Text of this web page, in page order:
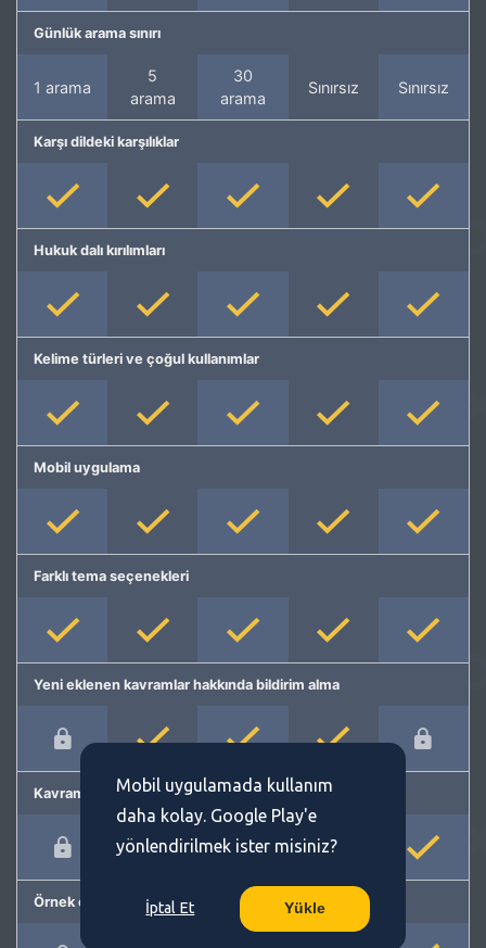
Günlük arama sınırı
1 arama
5
arama
30
arama
Sınırsız Sınırsız
Karşı dildeki karşılıklar
Hukuk dalı kırılımları
Kelime türleri ve çoğul kullanımlar
Mobil uygulama
Farklı tema seçenekleri
Yeni eklenen kavramlar hakkında bildirim alma
Kavram önerme
Örnek cümleler
Mobil uygulamada kullanım
daha kolay. Google Play'e
yönlendirilmek ister misiniz?
İptal Et Yükle